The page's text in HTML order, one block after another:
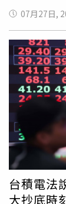
睽違十年親
南韓電影中
昨日（7/26
萬，躍升為
電影票房第
部好萊塢重
驗，以及近
重圍，不僅
迅速擴展至
現大量針對
足見本片已
吸引南韓文
群上分享心
人的速度一
07月27日,
台積電法
大抄底時